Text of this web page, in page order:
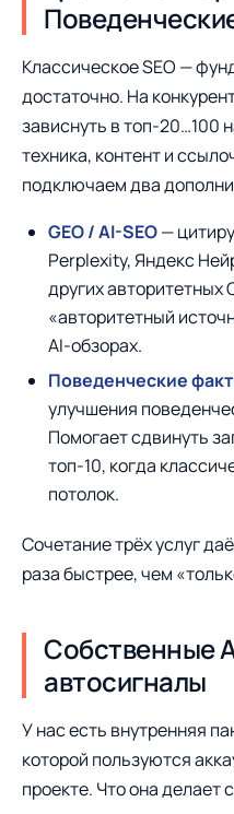
Классическое SEO —
достаточно. На
зависнуть в топ-20…100
техника, контент и
подключаем два
GEO / AI-SEO—
Perplexity, Яндекс
других
«авторитетный
AI-обзорах.
Поведенческие
улучшения
Помогает сдвинуть
топ-10, когда
потолок.
Сочетание трёх услуг
раза быстрее, чем
Собственные
автосигналы
У нас есть внутренняя
которой пользуются
проекте. Что она делает